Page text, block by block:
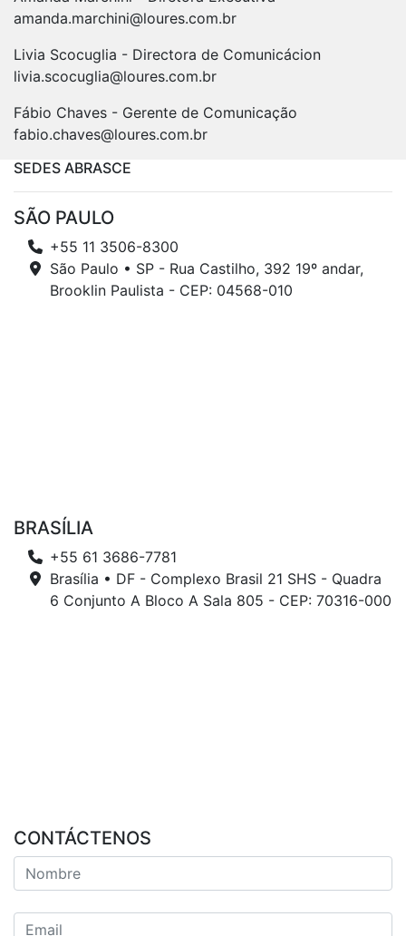
amanda.marchini@loures.com.br
Livia Scocuglia - Directora de Comunicácion
livia.scocuglia@loures.com.br
Fábio Chaves - Gerente de Comunicação
fabio.chaves@loures.com.br
SEDES ABRASCE
SÃO PAULO
+55 11 3506-8300
São Paulo • SP - Rua Castilho, 392 19º andar,
Brooklin Paulista - CEP: 04568-010
BRASÍLIA
+55 61 3686-7781
Brasília • DF - Complexo Brasil 21 SHS - Quadra
6 Conjunto A Bloco A Sala 805 - CEP: 70316-000
CONTÁCTENOS